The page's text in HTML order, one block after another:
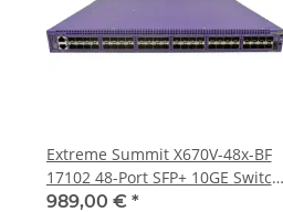
Extreme Summit X670V-48x-BF
17102 48-Port SFP+ 10GE Switch
+VIM4 Module +Rack Ears
989,00 € *